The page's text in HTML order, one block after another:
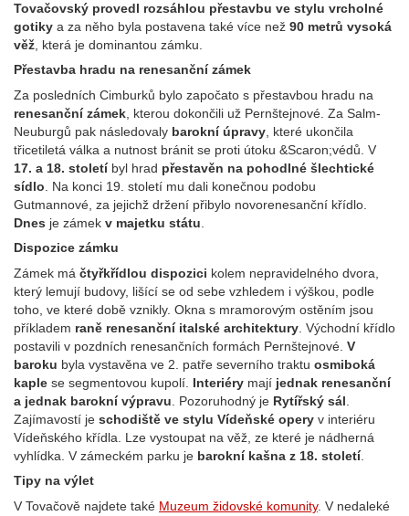
Tovačovský provedl rozsáhlou přestavbu ve stylu vrcholné
gotiky a za něho byla postavena také více než 90 metrů vysoká
věž , která je dominantou zámku.
Přestavba hradu na renesanční zámek
Za posledních Cimburků bylo započato s přestavbou hradu na
renesanční zámek , kterou dokončili už Pernštejnové. Za Salm-
Neuburgů pak následovaly barokní úpravy , které ukončila
třicetiletá válka a nutnost bránit se proti útoku &Scaron;védů. V
17. a 18. stoletíbyl hrad přestavěn na pohodlné šlechtické
sídlo . Na konci 19. století mu dali konečnou podobu
Gutmannové, za jejichž držení přibylo novorenesanční křídlo.
Dnes je zámek v majetku státu
Dispozice zámku
Zámek má čtyřkřídlou dispozici kolem nepravidelného dvora,
který lemují budovy, lišící se od sebe vzhledem i výškou, podle
toho, ve které době vznikly. Okna s mramorovým ostěním jsou
příkladem raně renesanční italské architektury . Východní křídlo
postavili v pozdních renesančních formách Pernštejnové. V
baroku byla vystavěna ve 2. patře severního traktu osmiboká
kaple se segmentovou kupolí. Interiéry mají jednak renesanční
a jednak barokní výpravu . Pozoruhodný je Rytířský sál
Zajímavostí je schodiště ve stylu Vídeňské opery v interiéru
Vídeňského křídla. Lze vystoupat na věž, ze které je nádherná
vyhlídka. V zámeckém parku je barokní kašna z 18. století.
Tipy na výlet
V Tovačově najdete také Muzeum židovské komunity. V nedaleké